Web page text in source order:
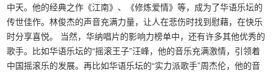
中天。他的经典之作《江南》、《修炼爱情》等，成为了华语乐坛的
传世佳作。林俊杰的声音充满力量，让人在悲伤时找到慰藉，在快乐
时分享喜悦。 当然，华纳唱片的影响力榜单中，还有许多其他优秀的
歌手。比如华语乐坛的“摇滚王子”汪峰，他的音乐充满激情，引领着
中国摇滚乐的发展。再比如华语乐坛的“实力派歌手”周杰伦，他的音